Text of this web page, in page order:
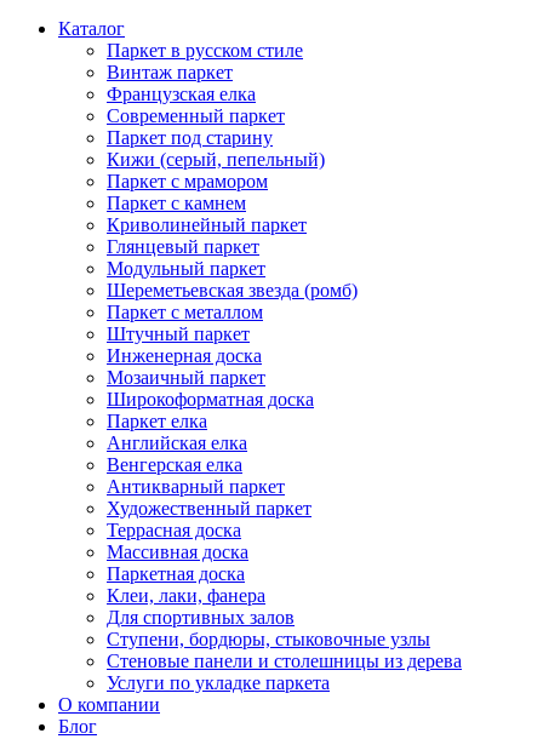
Каталог
Паркет в русском стиле
Винтаж паркет
Французская елка
Современный паркет
Паркет под старину
Кижи (серый, пепельный)
Паркет с мрамором
Паркет с камнем
Криволинейный паркет
Глянцевый паркет
Модульный паркет
Шереметьевская звезда (ромб)
Паркет с металлом
Штучный паркет
Инженерная доска
Мозаичный паркет
Широкоформатная доска
Паркет елка
Английская елка
Венгерская елка
Антикварный паркет
Художественный паркет
Террасная доска
Массивная доска
Паркетная доска
Клеи, лаки, фанера
Для спортивных залов
Ступени, бордюры, стыковочные узлы
Стеновые панели и столешницы из дерева
Услуги по укладке паркета
О компании
Блог